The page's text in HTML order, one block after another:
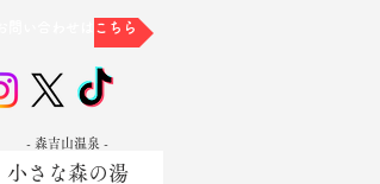
お問い合わせはこちら
- 森吉山温泉 -
小さな森の湯